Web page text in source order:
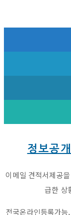
정보공
이메일 견적서제공
급한 상
전국온라인등록가